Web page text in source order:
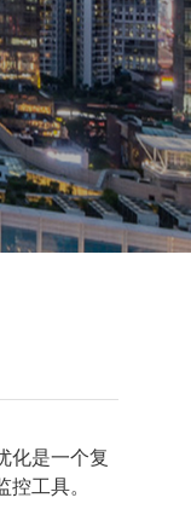
化是一个复
工具。